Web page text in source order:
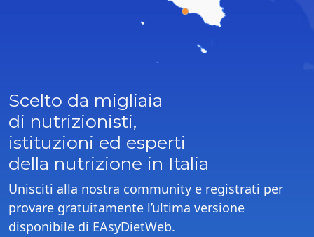
Scelto da migliaia
di nutrizionisti,
istituzioni ed esperti
della nutrizione in Italia
Unisciti alla nostra community e registrati per
provare gratuitamente l’ultima versione
disponibile di EAsyDietWeb.